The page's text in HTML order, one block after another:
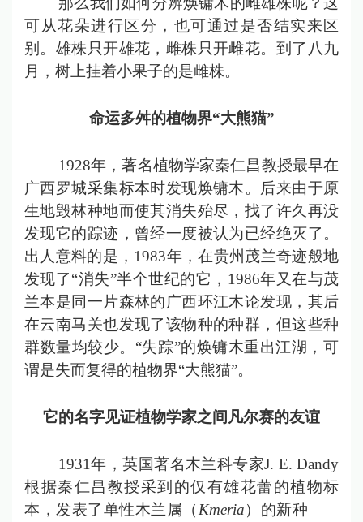
可从花朵进行区分，也可通过是否结实来区
别。雄株只开雄花，雌株只开雌花。到了八九
月，树上挂着小果子的是雌株。
命运多舛的植物界“大熊猫”
1928年，著名植物学家秦仁昌教授最早在
广西罗城采集标本时发现焕镛木。后来由于原
生地毁林种地而使其消失殆尽，找了许久再没
发现它的踪迹，曾经一度被认为已经绝灭了。
出人意料的是，1983年，在贵州茂兰奇迹般地
发现了“消失”半个世纪的它，1986年又在与茂
兰本是同一片森林的广西环江木论发现，其后
在云南马关也发现了该物种的种群，但这些种
群数量均较少。“失踪”的焕镛木重出江湖，可
谓是失而复得的植物界“大熊猫”。
它的名字见证植物学家之间凡尔赛的友谊
1931年，英国著名木兰科专家J. E. Dandy
根据秦仁昌教授采到的仅有雄花蕾的植物标
本，发表了单性木兰属（ Kmeria）的新种——